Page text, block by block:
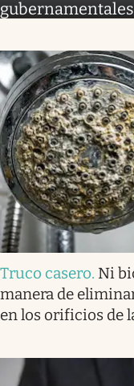
gubernamentales
Truco casero. Ni
manera de
en los orificios de